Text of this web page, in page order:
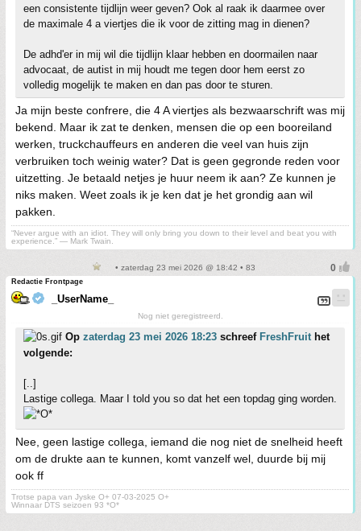
een consistente tijdlijn weer geven? Ook al raak ik daarmee over
de maximale 4 a viertjes die ik voor de zitting mag in dienen?
De adhd'er in mij wil die tijdlijn klaar hebben en doormailen naar
advocaat, de autist in mij houdt me tegen door hem eerst zo
volledig mogelijk te maken en dan pas door te sturen.
Ja mijn beste confrere, die 4 A viertjes als bezwaarschrift was mij
bekend. Maar ik zat te denken, mensen die op een booreiland
werken, truckchauffeurs en anderen die veel van huis zijn
verbruiken toch weinig water? Dat is geen gegronde reden voor
uitzetting. Je betaald netjes je huur neem ik aan? Ze kunnen je
niks maken. Weet zoals ik je ken dat je het grondig aan wil
pakken.
“Never argue with an idiot. They will only bring you down to their level and beat you with
experience.” ― Mark Twain.
• zaterdag 23 mei 2026 @ 18:42 • 83
Redactie Frontpage
_UserName_
Nog niet geregistreerd.
Op zaterdag 23 mei 2026 18:23 schreef FreshFruithet
volgende:
[..]
Lastige collega. Maar I told you so dat het een topdag ging worden.
Nee, geen lastige collega, iemand die nog niet de snelheid heeft
om de drukte aan te kunnen, komt vanzelf wel, duurde bij mij
ook ff
Trotse papa van Jyske O+ 07-03-2025 O+
Winnaar DTS seizoen 93 *O*